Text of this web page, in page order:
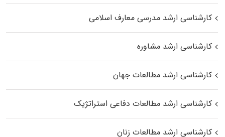
کارشناسی ارشد مدرسی معارف اسلامی
کارشناسی ارشد مشاوره
کارشناسی ارشد مطالعات جهان
کارشناسی ارشد مطالعات دفاعی استراتژیک
کارشناسی ارشد مطالعات زنان